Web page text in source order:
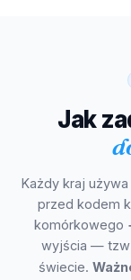
Brescia
Reggio Calabria
Modena
Parmie
Jak
Każdy kraj
przed kodem
komórkowego
wyjścia — tzw
świecie.